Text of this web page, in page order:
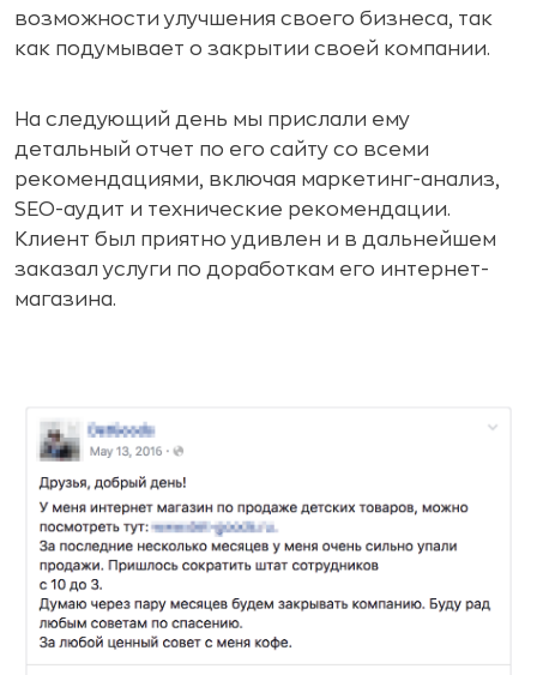
возможности улучшения своего бизнеса, так
как подумывает о закрытии своей компании.
На следующий день мы прислали ему
детальный отчет по его сайту со всеми
рекомендациями, включая маркетинг-анализ,
SEO-аудит и технические рекомендации.
Клиент был приятно удивлен и в дальнейшем
заказал услуги по доработкам его интернет-
магазина.